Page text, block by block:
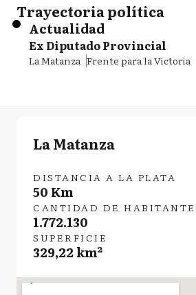
Trayectoria política
Actualidad
Ex Diputado Provincial
La Matanza Frente para la Victoria
La Matanza
DISTANCIA A LA PLATA
50 Km
CANTIDAD DE
1.772.130
SUPERFICIE
329,22 km²